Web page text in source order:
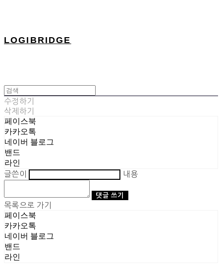
LOGIBRIDGE
수정하기
삭제하기
페이스북
카카오톡
네이버 블로그
밴드
라인
글쓴이 내용
댓글 쓰기
목록으로 가기
페이스북
카카오톡
네이버 블로그
밴드
라인